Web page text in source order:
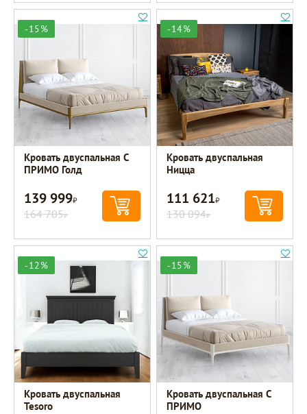
-15%
Кровать двуспальная C
ПРИМО Голд
139 999Р
164 705Р
-14%
Кровать двуспальная
Ницца
111 621Р
130 094Р
-12%
Кровать двуспальная
Tesoro
-15%
Кровать двуспальная C
ПРИМО